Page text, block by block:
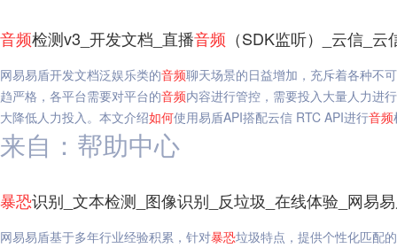
音频检测v3_开发文档_直播音频 （SDK监听）_云信_
网易易盾开发文档泛娱乐类的音频聊天场景的日益增加，充斥着各种不
趋严格，各平台需要对平台的音频内容进行管控，需要投入大量人力进
大降低人力投入。本文介绍如何使用易盾API搭配云信 RTC API进行音频
来自：帮助中心
暴恐识别_文本检测_图像识别_反垃圾_在线体验_网易
网易易盾基于多年行业经验积累，针对暴恐垃圾特点，提供个性化匹配